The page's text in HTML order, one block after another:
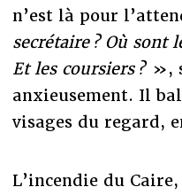
n’est là pour
secrétaire ? Où sont
Et les coursiers ? »,
anxieusement. Il
visages du regard,
L’incendie du